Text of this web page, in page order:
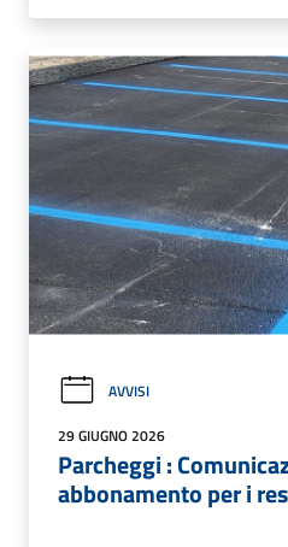
AVVISI
29 GIUGNO 2026
Parcheggi :
abbonamento per i